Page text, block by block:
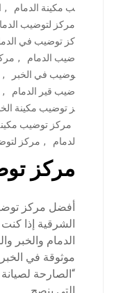
ب مكينة الدمام
,
مركز لتوضيب
كز توضيب في
ضيب الدمام
,
وضيب في الخبر
,
ضيب قير الدمام
,
ز توضيب مكينة
مركز توضيب
لدمام
, مركز
مركز
أفضل مركز
الشرقية إذا
الدمام والخبر
موثوقة في
“الصارحة